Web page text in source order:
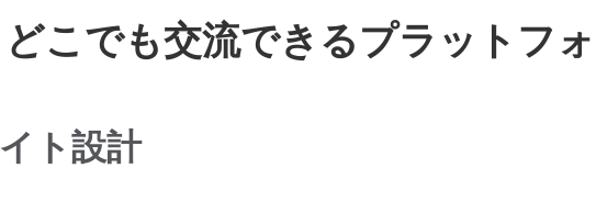
こでも交流できるプラットフ
ト設計